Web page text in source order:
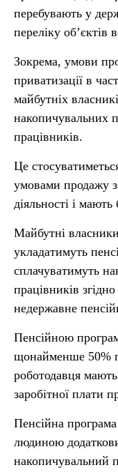
перебувають у
переліку об’єктів
Зокрема, умови
приватизації в
майбутніх
накопичувальних
працівників.
Це
умовами продажу
діяльності і
Майбутні
укладатимуть
сплачуватимуть
працівників
недержавне
Пенсійною
щонайменше 50%
роботодавця
заробітної плати
Пенсійна
людиною
накопичувальний